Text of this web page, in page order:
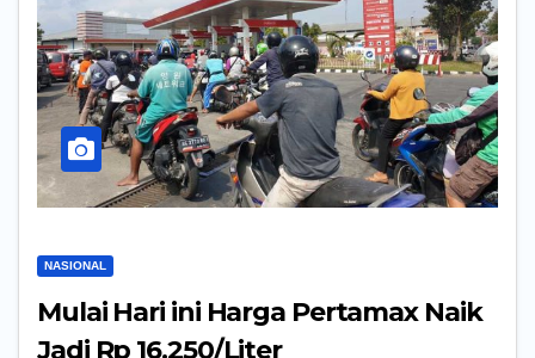
NASIONAL
Mulai Hari ini Harga Pertamax Naik
Jadi Rp 16.250/Liter